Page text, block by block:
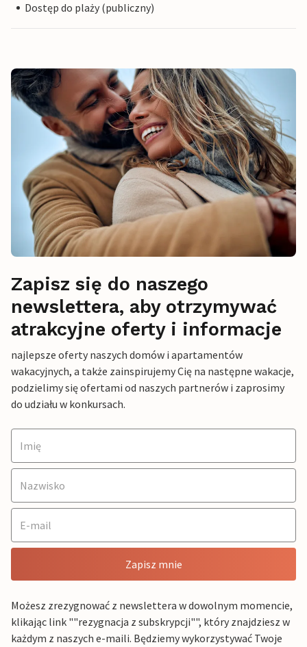
Dostęp do plaży (publiczny)
Zapisz się do naszego
newslettera, aby otrzymywać
atrakcyjne oferty i informacje
najlepsze oferty naszych domów i apartamentów
wakacyjnych, a także zainspirujemy Cię na następne wakacje,
podzielimy się ofertami od naszych partnerów i zaprosimy
do udziału w konkursach.
Zapisz mnie
Możesz zrezygnować z newslettera w dowolnym momencie,
klikając link ""rezygnacja z subskrypcji"", który znajdziesz w
każdym z naszych e-maili. Będziemy wykorzystywać Twoje